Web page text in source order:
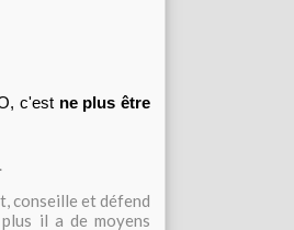
c'est ne plus être
conseille et défend
il a de moyens